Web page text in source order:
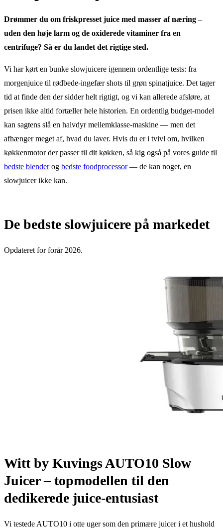
Drømmer du om friskpresset juice med masser af næring –
uden den høje larm og de oxiderede vitaminer fra en
centrifuge? Så er du landet det rigtige sted.
Vi har kørt en bunke slowjuicere igennem ordentlige tests: fra
morgenjuice til rødbede-ingefær shots til grøn spinatjuice. Det tager
tid at finde den der sidder helt rigtigt, og vi kan allerede afsløre, at
prisen ikke altid fortæller hele historien. En ordentlig budget-model
kan sagtens slå en halvdyr mellemklasse-maskine — men det
afhænger meget af, hvad du laver. Hvis du er i tvivl om, hvilken
køkkenmotor der passer til dit køkken, så kig også på vores guide til
bedste blenderog bedste foodprocessor— de kan noget, en
slowjuicer ikke kan.
De bedste slowjuicere på markedet
Opdateret for forår 2026.
Witt by Kuvings AUTO10 Slow
Juicer – topmodellen til den
dedikerede juice-entusiast
Vi testede AUTO10 i otte uger som den primære juicer i et hushold